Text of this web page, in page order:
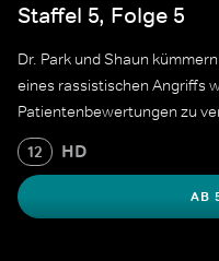
Staffel 5, Folge 5
Dr. Park und Shaun
eines rassistischen Angriffs
Patientenbewertungen zu
12 HD
AB